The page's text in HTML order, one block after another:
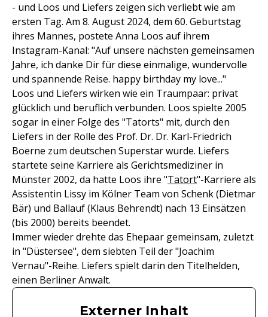
- und Loos und Liefers zeigen sich verliebt wie am
ersten Tag. Am 8. August 2024, dem 60. Geburtstag
ihres Mannes, postete Anna Loos auf ihrem
Instagram-Kanal: "Auf unsere nächsten gemeinsamen
Jahre, ich danke Dir für diese einmalige, wundervolle
und spannende Reise. happy birthday my love..."
Loos und Liefers wirken wie ein Traumpaar: privat
glücklich und beruflich verbunden. Loos spielte 2005
sogar in einer Folge des "Tatorts" mit, durch den
Liefers in der Rolle des Prof. Dr. Dr. Karl-Friedrich
Boerne zum deutschen Superstar wurde. Liefers
startete seine Karriere als Gerichtsmediziner in
Münster 2002, da hatte Loos ihre "Tatort"-Karriere als
Assistentin Lissy im Kölner Team von Schenk (Dietmar
Bär) und Ballauf (Klaus Behrendt) nach 13 Einsätzen
(bis 2000) bereits beendet.
Immer wieder drehte das Ehepaar gemeinsam, zuletzt
in "Düstersee", dem siebten Teil der "Joachim
Vernau"-Reihe. Liefers spielt darin den Titelhelden,
einen Berliner Anwalt.
Externer Inhalt